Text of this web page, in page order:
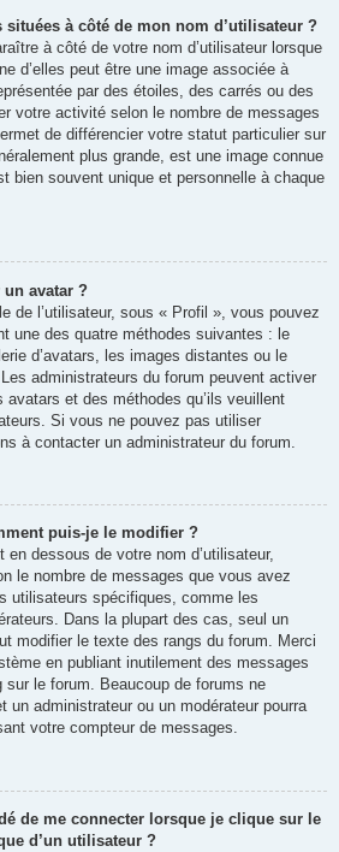
à côté de mon nom d’utilisateur ?
à côté de votre nom d’utilisateur lorsque
d’elles peut être une image associée à
par des étoiles, des carrés ou des
votre activité selon le nombre de messages
de différencier votre statut particulier sur
plus grande, est une image connue
bien souvent unique et personnelle à chaque
avatar ?
de l’utilisateur, sous « Profil », vous pouvez
une des quatre méthodes suivantes : le
d’avatars, les images distantes ou le
administrateurs du forum peuvent activer
et des méthodes qu’ils veuillent
Si vous ne pouvez pas utiliser
à contacter un administrateur du forum.
puis-je le modifier ?
en dessous de votre nom d’utilisateur,
le nombre de messages que vous avez
utilisateurs spécifiques, comme les
Dans la plupart des cas, seul un
modifier le texte des rangs du forum. Merci
en publiant inutilement des messages
sur le forum. Beaucoup de forums ne
un administrateur ou un modérateur pourra
votre compteur de messages.
de me connecter lorsque je clique sur le
d’un utilisateur ?